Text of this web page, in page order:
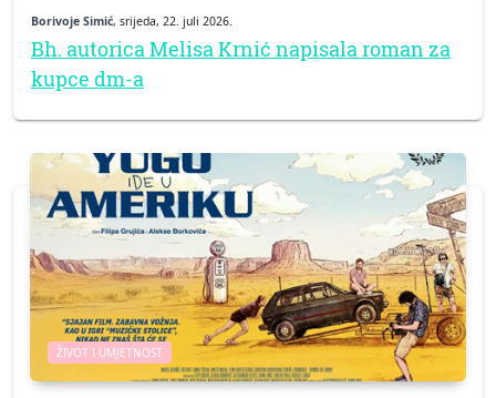
Borivoje Simić, srijeda, 22. juli 2026.
Bh. autorica Melisa Krnić napisala roman za
kupce dm-a
ŽIVOT I UMJETNOST